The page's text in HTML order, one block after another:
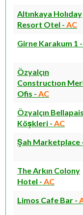
Altınkaya Holıday
Resort Otel - AC
Girne Karakum 1 -
Özyalçın
Constructıon
Ofis - AC
Özyalçın Bellapais
Köşkleri - AC
Şah Marketplace
The Arkın Colony
Hotel - AC
Limos Cafe Bar -